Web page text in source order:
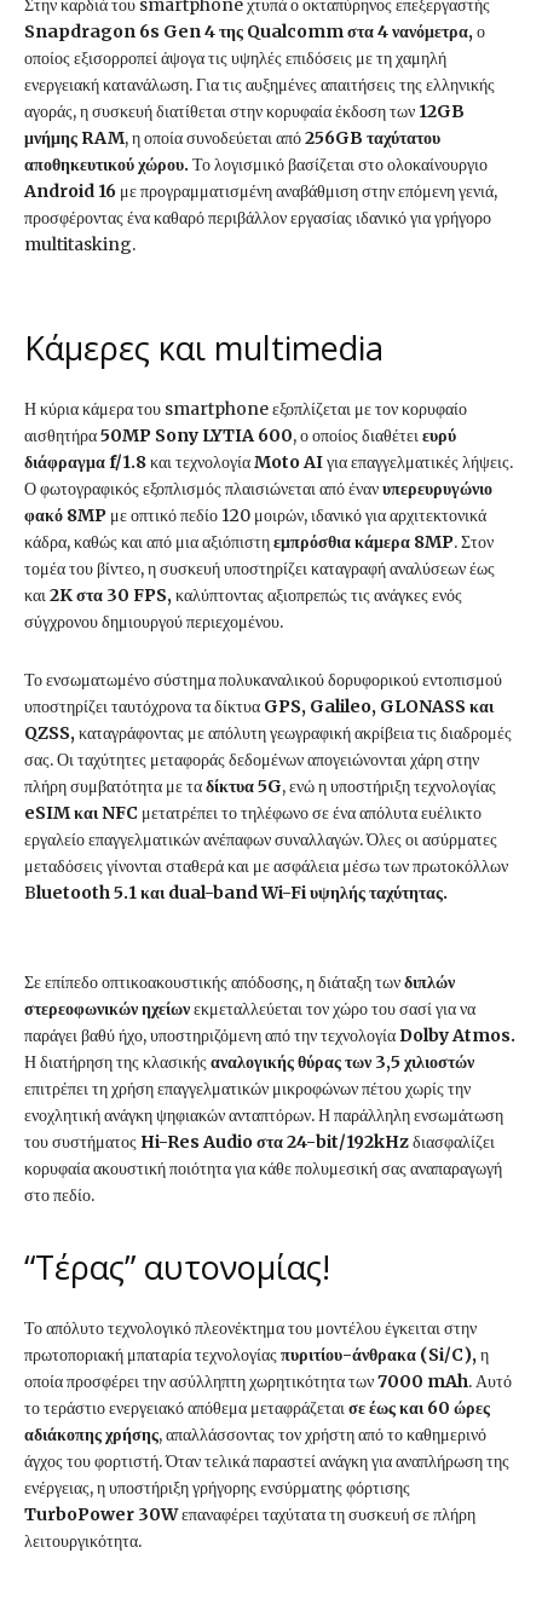
Στην καρδιά του smartphone χτυπά ο οκταπύρηνος επεξεργαστής
Snapdragon 6s Gen 4 της Qualcomm στα 4 νανόμετρα,ο
οποίος εξισορροπεί άψογα τις υψηλές επιδόσεις με τη χαμηλή
ενεργειακή κατανάλωση. Για τις αυξημένες απαιτήσεις της ελληνικής
αγοράς, η συσκευή διατίθεται στην κορυφαία έκδοση των 12GB
μνήμης RAM, η οποία συνοδεύεται από256GB ταχύτατου
αποθηκευτικού χώρου. Το λογισμικό βασίζεται στο ολοκαίνουργιο
Android 16 με προγραμματισμένη αναβάθμιση στην επόμενη γενιά,
προσφέροντας ένα καθαρό περιβάλλον εργασίας ιδανικό για γρήγορο
multitasking.
Κάμερες και multimedia
Η κύρια κάμερα του smartphone εξοπλίζεται με τον κορυφαίο
αισθητήρα50MP Sony LYTIA 600, ο οποίος διαθέτειευρύ
διάφραγμα f/1.8και τεχνολογίαMoto AIγια επαγγελματικές λήψεις.
Ο φωτογραφικός εξοπλισμός πλαισιώνεται από ένανυπερευρυγώνιο
φακό 8MP με οπτικό πεδίο 120 μοιρών, ιδανικό για αρχιτεκτονικά
κάδρα, καθώς και από μια αξιόπιστηεμπρόσθια κάμερα 8MP. Στον
τομέα του βίντεο, η συσκευή υποστηρίζει καταγραφή αναλύσεων έως
και2K στα 30 FPS,καλύπτοντας αξιοπρεπώς τις ανάγκες ενός
σύγχρονου δημιουργού περιεχομένου.
Το ενσωματωμένο σύστημα πολυκαναλικού δορυφορικού εντοπισμού
υποστηρίζει ταυτόχρονα τα δίκτυα GPS, Galileo, GLONASS και
QZSS,καταγράφοντας με απόλυτη γεωγραφική ακρίβεια τις διαδρομές
σας. Οι ταχύτητες μεταφοράς δεδομένων απογειώνονται χάρη στην
πλήρη συμβατότητα με ταδίκτυα 5G, ενώ η υποστήριξη τεχνολογίας
eSIM και NFC μετατρέπει το τηλέφωνο σε ένα απόλυτα ευέλικτο
εργαλείο επαγγελματικών ανέπαφων συναλλαγών. Όλες οι ασύρματες
μεταδόσεις γίνονται σταθερά και με ασφάλεια μέσω των πρωτοκόλλων
Bluetooth 5.1 και dual-band Wi-Fi υψηλής ταχύτητας.
Σε επίπεδο οπτικοακουστικής απόδοσης, η διάταξη τωνδιπλών
στερεοφωνικών ηχείωνεκμεταλλεύεται τον χώρο του σασί για να
παράγει βαθύ ήχο, υποστηριζόμενη από την τεχνολογία Dolby Atmos.
Η διατήρηση της κλασικής αναλογικής θύρας των 3,5 χιλιοστών
επιτρέπει τη χρήση επαγγελματικών μικροφώνων πέτου χωρίς την
ενοχλητική ανάγκη ψηφιακών ανταπτόρων. Η παράλληλη ενσωμάτωση
του συστήματος Hi-Res Audio στα 24-bit/192kHzδιασφαλίζει
κορυφαία ακουστική ποιότητα για κάθε πολυμεσική σας αναπαραγωγή
στο πεδίο.
“Τέρας” αυτονομίας!
Το απόλυτο τεχνολογικό πλεονέκτημα του μοντέλου έγκειται στην
πρωτοποριακή μπαταρία τεχνολογίας πυριτίου-άνθρακα (Si/C),η
οποία προσφέρει την ασύλληπτη χωρητικότητα των7000 mAh. Αυτό
το τεράστιο ενεργειακό απόθεμα μεταφράζεταισε έως και 60 ώρες
αδιάκοπης χρήσης, απαλλάσσοντας τον χρήστη από το καθημερινό
άγχος του φορτιστή. Όταν τελικά παραστεί ανάγκη για αναπλήρωση της
ενέργειας, η υποστήριξη γρήγορης ενσύρματης φόρτισης
TurboPower 30Wεπαναφέρει ταχύτατα τη συσκευή σε πλήρη
λειτουργικότητα.